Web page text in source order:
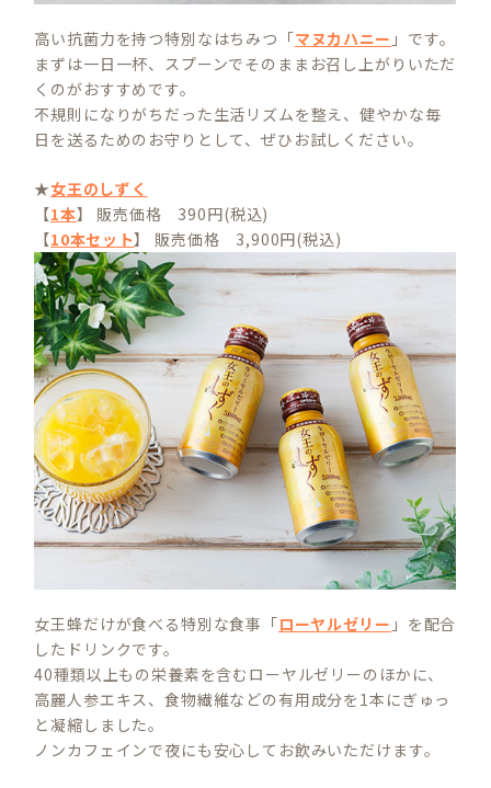
高い抗菌力を持つ特別なはちみつ「マヌカハニー 」です。
まずは一日一杯、スプーンでそのままお召し上がりいただ
くのがおすすめです。
不規則になりがちだった生活リズムを整え、健やかな毎
日を送るためのお守りとして、ぜひお試しください。
★女王のしずく
【1本】 販売価格 390円(税込)
【10本セット】 販売価格 3,900円(税込)
女王蜂だけが食べる特別な食事「ローヤルゼリー 」を配合
したドリンクです。
40種類以上もの栄養素を含むローヤルゼリーのほかに、
高麗人参エキス、食物繊維などの有用成分を1本にぎゅっ
と凝縮しました。
ノンカフェインで夜にも安心してお飲みいただけます。